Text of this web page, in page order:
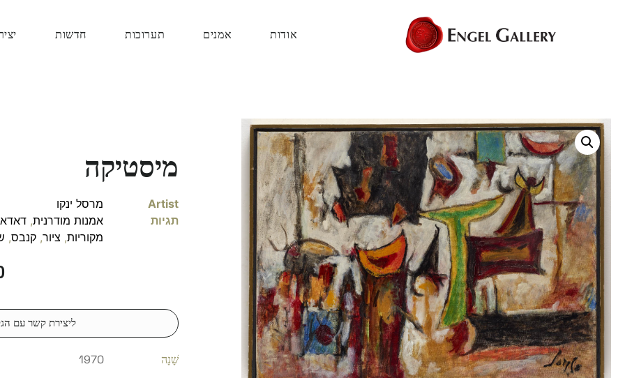
אודות אמנים תערוכות חדשות
מיסטיקה
Artist
מרסל ינקו
תגיות
אמנות מודרנית, דאדא
מקוריות, ציור, קנבס,
ליצירת קשר עם
שָׁנָה
1970